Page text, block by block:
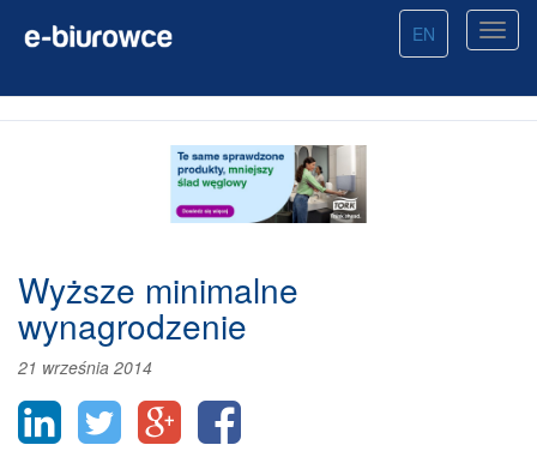
EN
Wyższe minimalne
wynagrodzenie
21 września 2014